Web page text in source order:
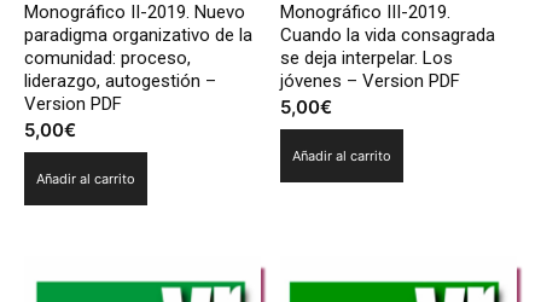
Monográfico II-2019. Nuevo
paradigma organizativo de la
comunidad: proceso,
liderazgo, autogestión –
Version PDF
5,00€
Añadir al carrito
Monográfico III-2019.
Cuando la vida consagrada
se deja interpelar. Los
jóvenes – Version PDF
5,00€
Añadir al carrito